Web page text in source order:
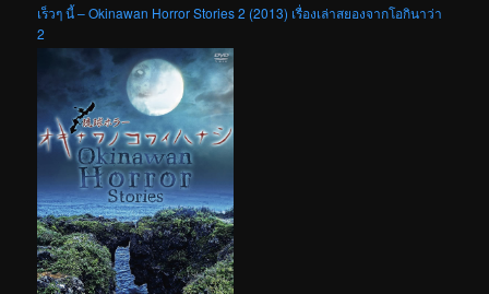
เร็วๆ นี้ – Okinawan Horror Stories 2 (2013) เรื่องเล่าสยองจากโอกินาว่า
2